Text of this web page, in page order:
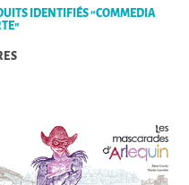
IDENTIFIÉS “COMMEDIA